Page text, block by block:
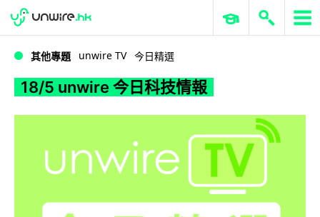
18/5 unwire 今日科技情報
WWDC 2026 ERP 與商業 AI
其他專題 unwire TV 今日精選
18/5 unwire 今日科技情報